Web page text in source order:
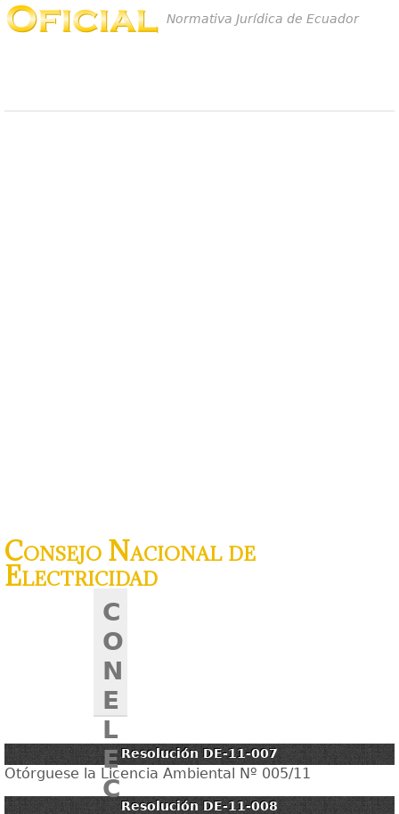
Normativa Jurídica de Ecuador
Consejo Nacional de
Electricidad
C
O
N
E
L
E
C
Resolución DE-11-007
Otórguese la Licencia Ambiental Nº 005/11
Resolución DE-11-008